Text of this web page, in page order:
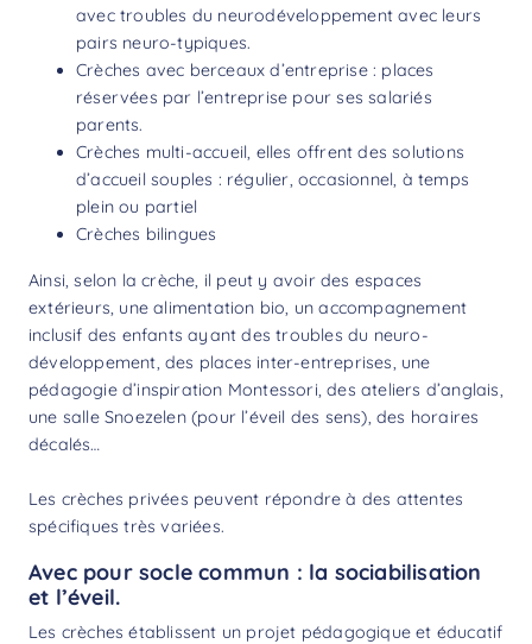
avec troubles du neurodéveloppement avec leurs
pairs neuro-typiques.
Crèches avec berceaux d’entreprise : places
réservées par l’entreprise pour ses salariés
parents.
Crèches multi-accueil, elles offrent des solutions
d’accueil souples : régulier, occasionnel, à temps
plein ou partiel
Crèches bilingues
Ainsi, selon la crèche, il peut y avoir des espaces
extérieurs, une alimentation bio, un accompagnement
inclusif des enfants ayant des troubles du neuro-
développement, des places inter-entreprises, une
pédagogie d’inspiration Montessori, des ateliers d’anglais,
une salle Snoezelen (pour l’éveil des sens), des horaires
décalés…
Les crèches privées peuvent répondre à des attentes
spécifiques très variées.
Avec pour socle commun : la sociabilisation
et l’éveil.
Les crèches établissent un projet pédagogique et éducatif